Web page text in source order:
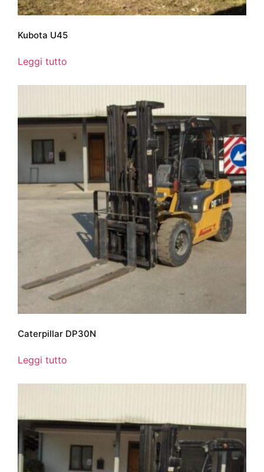
Kubota U45
Leggi tutto
Caterpillar DP30N
Leggi tutto